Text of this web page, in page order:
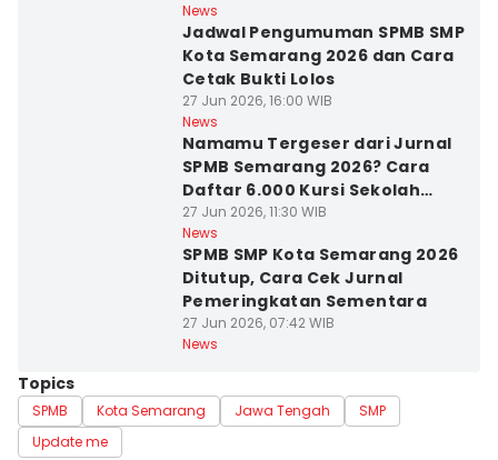
News
Jadwal Pengumuman SPMB SMP
Kota Semarang 2026 dan Cara
Cetak Bukti Lolos
27 Jun 2026, 16:00 WIB
News
Namamu Tergeser dari Jurnal
SPMB Semarang 2026? Cara
Daftar 6.000 Kursi Sekolah
Swasta Gratis
27 Jun 2026, 11:30 WIB
News
SPMB SMP Kota Semarang 2026
Ditutup, Cara Cek Jurnal
Pemeringkatan Sementara
27 Jun 2026, 07:42 WIB
News
Topics
SPMB Kota Semarang Jawa Tengah
SMP
Update me